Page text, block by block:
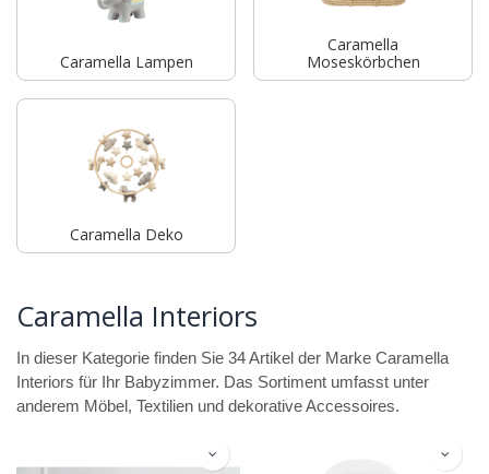
Caramella Lampen
Caramella
Moseskörbchen
Caramella Deko
Caramella Interiors
In dieser Kategorie finden Sie 34 Artikel der Marke Caramella
Interiors für Ihr Babyzimmer. Das Sortiment umfasst unter
anderem Möbel, Textilien und dekorative Accessoires.